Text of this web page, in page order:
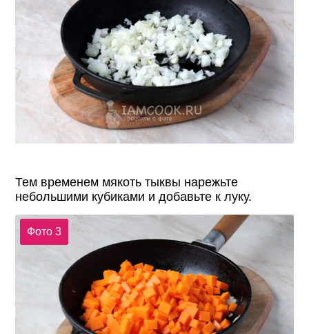
Тем временем мякоть тыквы нарежьте
небольшими кубиками и добавьте к луку.
Фото 3